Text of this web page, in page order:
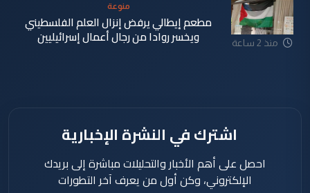
منذ 2 ساعة
منوعة
مطعم إيطالي يرفض إنزال العلم الفلسطيني
ويخسر روادا من رجال أعمال إسرائيليين
اشترك في النشرة الإخبارية
احصل على أهم الأخبار والتحليلات مباشرة إلى بريدك
الإلكتروني، وكن أول من يعرف آخر التطورات